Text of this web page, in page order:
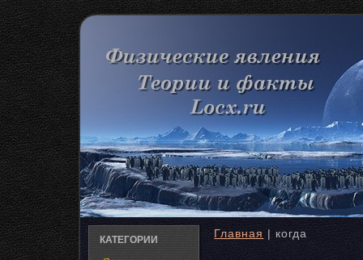
КАТЕГОРИИ
Главная | когда